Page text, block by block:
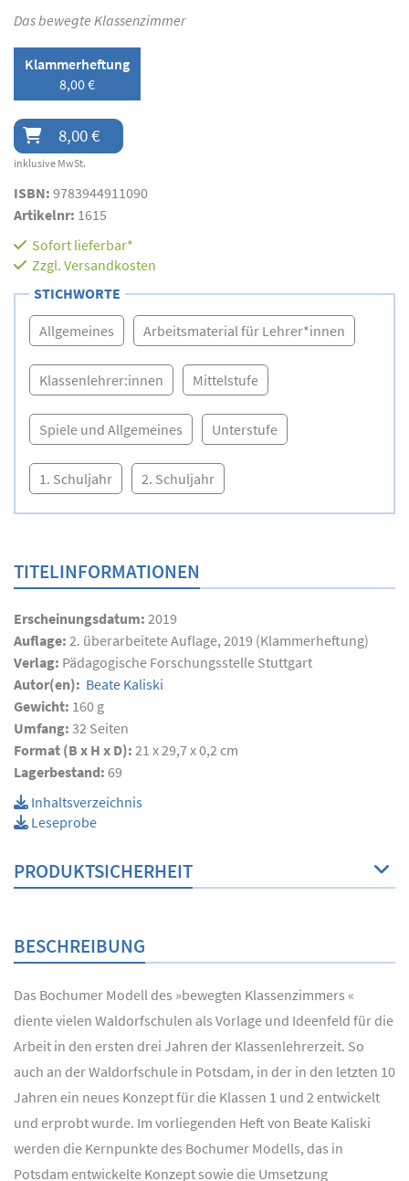
Das bewegte Klassenzimmer
Klammerheftung
8,00 €
8,00 €
inklusive MwSt.
ISBN: 9783944911090
Artikelnr: 1615
Sofort lieferbar*
Zzgl. Versandkosten
STICHWORTE
Allgemeines Arbeitsmaterial für Lehrer*innen
Klassenlehrer:innen Mittelstufe
Spiele und Allgemeines Unterstufe
1. Schuljahr 2. Schuljahr
TITELINFORMATIONEN
Erscheinungsdatum: 2019
Auflage: 2. überarbeitete Auflage, 2019 (Klammerheftung)
Verlag: Pädagogische Forschungsstelle Stuttgart
Autor(en): Beate Kaliski
Gewicht: 160 g
Umfang: 32 Seiten
Format (B x H x D): 21 x 29,7 x 0,2 cm
Lagerbestand: 69
Inhaltsverzeichnis
Leseprobe
PRODUKTSICHERHEIT
BESCHREIBUNG
Das Bochumer Modell des »bewegten Klassenzimmers «
diente vielen Waldorfschulen als Vorlage und Ideenfeld für die
Arbeit in den ersten drei Jahren der Klassenlehrerzeit. So
auch an der Waldorfschule in Potsdam, in der in den letzten 10
Jahren ein neues Konzept für die Klassen 1 und 2 entwickelt
und erprobt wurde. Im vorliegenden Heft von Beate Kaliski
werden die Kernpunkte des Bochumer Modells, das in
Potsdam entwickelte Konzept sowie die Umsetzung